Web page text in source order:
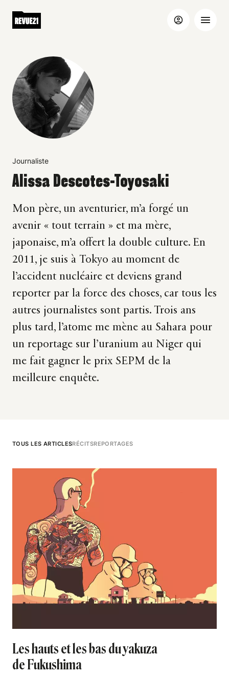
Journaliste
Alissa Descotes-Toyosaki
Mon père, un aventurier, m’a forgé un
avenir « tout terrain » et ma mère,
japonaise, m’a offert la double culture. En
2011, je suis à Tokyo au moment de
l’accident nucléaire et deviens grand
reporter par la force des choses, car tous les
autres journalistes sont partis. Trois ans
plus tard, l’atome me mène au Sahara pour
un reportage sur l’uranium au Niger qui
me fait gagner le prix SEPM de la
meilleure enquête.
TOUS LES ARTICLESRÉCITSREPORTAGES
Les hauts et les bas du yakuza
de Fukushima